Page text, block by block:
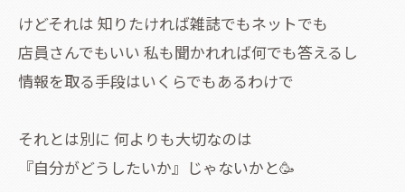
けどそれは 知りたければ雑誌でもネットでも
店員さんでもいい 私も聞かれれば何でも答えるし
情報を取る手段はいくらでもあるわけで
それとは別に 何よりも大切なのは
『自分がどうしたいか』じゃないかと🥳